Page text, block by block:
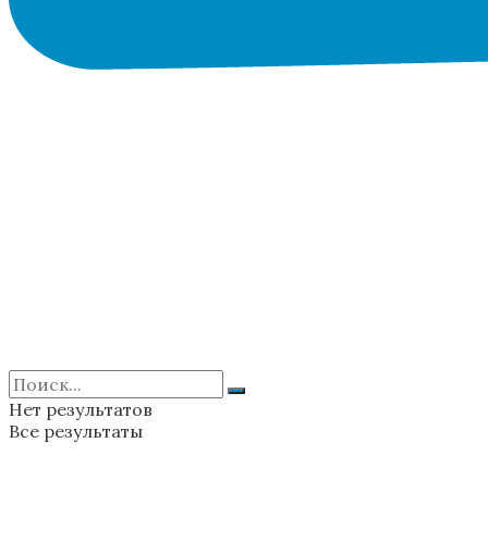
Нет результатов
Все результаты